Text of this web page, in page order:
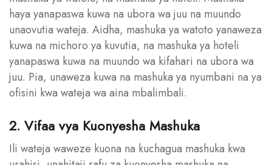
haya yanapaswa kuwa na ubora wa juu na muundo
unaovutia wateja. Aidha, mashuka ya watoto yanaweza
kuwa na michoro ya kuvutia, na mashuka ya hoteli
yanapaswa kuwa na muundo wa kifahari na ubora wa
juu. Pia, unaweza kuwa na mashuka ya nyumbani na ya
ofisini kwa wateja wa aina mbalimbali.
2. Vifaa vya Kuonyesha Mashuka
Ili wateja waweze kuona na kuchagua mashuka kwa